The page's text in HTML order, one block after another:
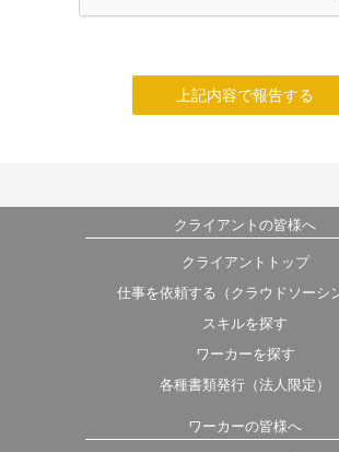
上記内容で報告する
クライアントの皆様へ
クライアントトップ
仕事を依頼する（クラウドソーシ
スキルを探す
ワーカーを探す
各種書類発行（法人限定）
ワーカーの皆様へ